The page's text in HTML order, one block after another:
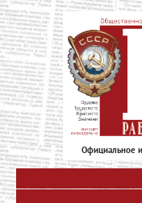
Официальное